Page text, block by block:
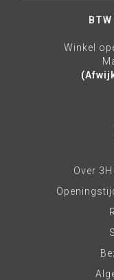
Winkel
Over